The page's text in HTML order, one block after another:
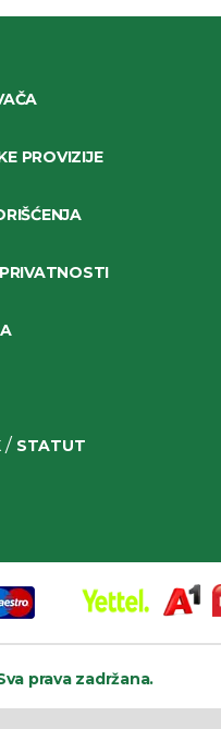
PROVIZIJE
/ STATUT
prava zadržana.